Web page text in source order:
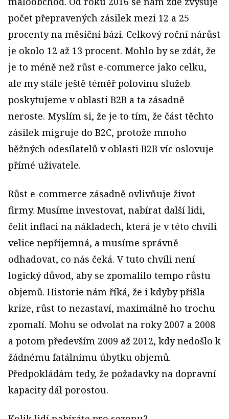
počet přepravených zásilek mezi 12 a 25
procenty na měsíční bázi. Celkový roční nárůst
je okolo 12 až 13 procent. Mohlo by se zdát, že
je to méně než růst e-commerce jako celku,
ale my stále ještě téměř polovinu služeb
poskytujeme v oblasti B2B a ta zásadně
neroste. Myslím si, že je to tím, že část těchto
zásilek migruje do B2C, protože mnoho
běžných odesílatelů v oblasti B2B víc oslovuje
přímé uživatele.
Růst e-commerce zásadně ovlivňuje život
firmy. Musíme investovat, nabírat další lidi,
čelit inflaci na nákladech, která je v této chvíli
velice nepříjemná, a musíme správně
odhadovat, co nás čeká. V tuto chvíli není
logický důvod, aby se zpomalilo tempo růstu
objemů. Historie nám říká, že i kdyby přišla
krize, růst to nezastaví, maximálně ho trochu
zpomalí. Mohu se odvolat na roky 2007 a 2008
a potom především 2009 až 2012, kdy nedošlo k
žádnému fatálnímu úbytku objemů.
Předpokládám tedy, že požadavky na dopravní
kapacity dál porostou.